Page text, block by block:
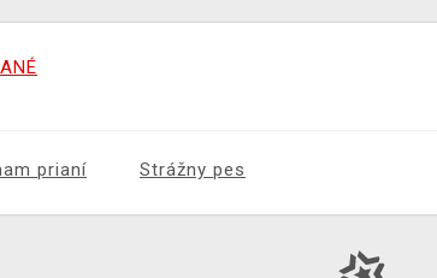
prianí Strážny pes